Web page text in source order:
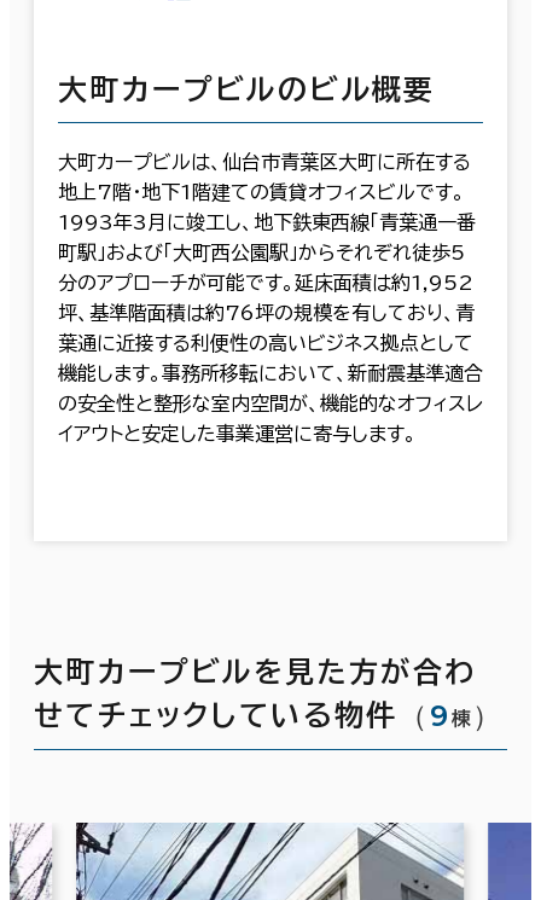
大町カープビルのビル概要
大町カープビルは、仙台市青葉区大町に所在する
地上7階・地下1階建ての賃貸オフィスビルです。
1993年3月に竣工し、地下鉄東西線「青葉通一番
町駅」および「大町西公園駅」からそれぞれ徒歩5
分のアプローチが可能です。延床面積は約1,952
坪、基準階面積は約76坪の規模を有しており、青
葉通に近接する利便性の高いビジネス拠点として
機能します。事務所移転において、新耐震基準適合
の安全性と整形な室内空間が、機能的なオフィスレ
イアウトと安定した事業運営に寄与します。
大町カープビルを見た方が合わ
せてチェックしている物件
（ 9 棟 ）